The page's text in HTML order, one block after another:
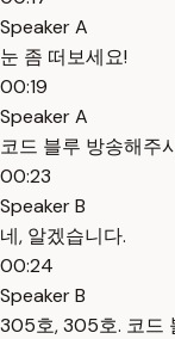
Speaker A
눈 좀 떠보세요!
00:19
Speaker A
코드 블루 방송해주
00:23
Speaker B
네, 알겠습니다.
00:24
Speaker B
305호, 305호. 코드